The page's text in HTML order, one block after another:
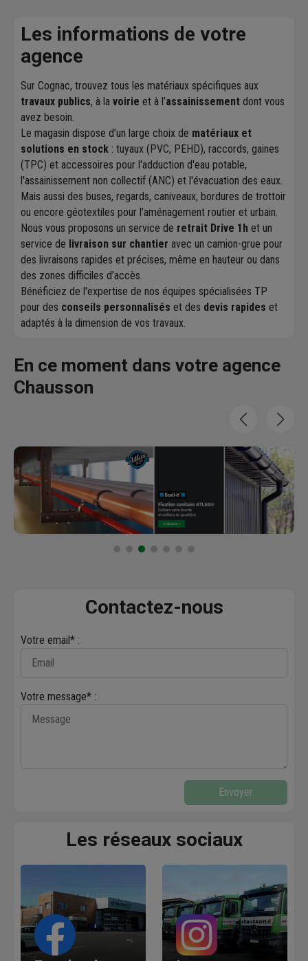
Les informations de votre
agence
Sur Cognac, trouvez tous les matériaux spécifiques aux
travaux publics, à la voirie et à l’assainissement dont vous
avez besoin.
Le magasin dispose d’un large choix de matériaux et
solutions en stock : tuyaux (PVC, PEHD), raccords, gaines
(TPC) et accessoires pour l'adduction d'eau potable,
l'assainissement non collectif (ANC) et l'évacuation des eaux.
Mais aussi des buses, regards, caniveaux, bordures de trottoir
ou encore géotextiles pour l’aménagement routier et urbain.
Nous vous proposons un service de retrait Drive 1h et un
service de livraison sur chantier avec un camion-grue pour
des livraisons rapides et précises, même en hauteur ou dans
des zones difficiles d’accès.
Bénéficiez de l'expertise de nos équipes spécialisées TP
pour des conseils personnalisés et des devis rapides et
adaptés à la dimension de vos travaux.
En ce moment dans votre agence
Chausson
Contactez-nous
Votre email* :
Votre message* :
Envoyer
Les réseaux sociaux